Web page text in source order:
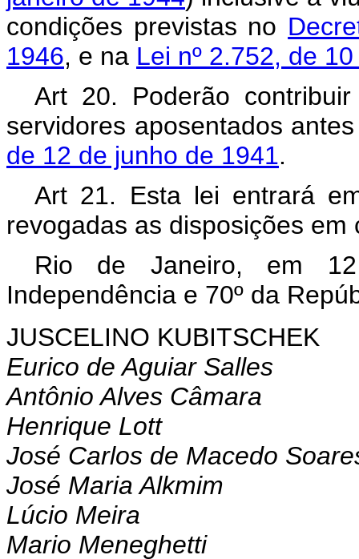
condições previstas no
1946, e na Lei nº 2.752, de
Art 20. Poderão
servidores aposentados
de 12 de junho de 1941.
Art 21. Esta lei entrará
revogadas as disposições em
Rio de Janeiro, em
Independência e 70º da
JUSCELINO KUBITSCHEK
Eurico de Aguiar Salles
Antônio Alves Câmara
Henrique Lott
José Carlos de Macedo
José Maria Alkmim
Lúcio Meira
Mario Meneghetti